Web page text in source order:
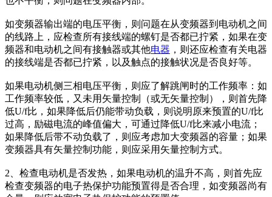
如变频器输出端的电压平衡，则问题在从变频器到电动机之间
的线路上，应检查所有接线端的螺钉是否都已拧紧，如果在变
频器和电动机之间有接触器或其他电器 ，则还应检查有关电器
的接线端是否都已拧紧，以及触点的接触状况是否良好等。
如果电动机侧三相电压平衡，则应了解跳闸时的工作频率：如
工作频率较低，又未用矢量控制（或无矢量控制），则首先降
低U/f比，如果降低后仍能带动负载，则说明原来预置的U/f比
过高，励磁电流的峰值偏大，可通过降低U/f比来减小电流；
如果降低后带不动负载了，则应考虑加大变频器的容量；如果
变频器具有矢量控制功能，则应采用矢量控制方式。
2、检查电动机是否发热，如果电动机的温升不高，则首先应
检查变频器的电子热保护功能预置得是否合理，如变频器尚有